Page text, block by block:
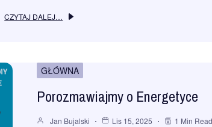
CZYTAJ DALEJ…
GŁÓWNA
Porozmawiajmy o Energetyce
Jan Bujalski Lis 15, 2025 1 Min Read